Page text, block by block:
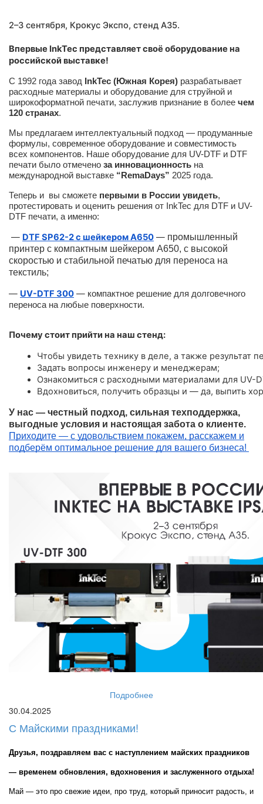
2–3 сентября, Крокус Экспо, стенд A35.
Впервые InkTec представляет своё оборудование на
российской выставке!
С 1992 года завод InkTec (Южная Корея) разрабатывает
расходные материалы и оборудование для струйной и
широкоформатной печати, заслужив признание в более чем
120 странах.
Мы предлагаем интеллектуальный подход — продуманные
формулы, современное оборудование и совместимость
всех компонентов. Наше оборудование для UV-DTF и DTF
печати было отмечено за инновационность на
международной выставке “RemaDays” 2025 года.
Теперь и вы сможете первыми в России увидеть,
протестировать и оценить решения от InkTec для DTF и UV-
DTF печати, а именно:
— DTF SP62-2 с шейкером A650 — промышленный
принтер с компактным шейкером А650, с высокой
скоростью и стабильной печатью для переноса на
текстиль;
— UV-DTF 300 — компактное решение для долговечного
переноса на любые поверхности.
Почему стоит прийти на наш стенд:
Чтобы увидеть технику в деле, а также результат
Задать вопросы инженеру и менеджерам;
Ознакомиться с расходными материалами для UV-
Вдохновиться, получить образцы и — да, выпить
У нас — честный подход, сильная техподдержка,
выгодные условия и настоящая забота о клиенте.
Приходите — с удовольствием покажем, расскажем и
подберём оптимальное решение для вашего бизнеса!
Подробнее
30.04.2025
С Майскими праздниками!
Друзья, поздравляем вас с наступлением майских праздников
— временем обновления, вдохновения и заслуженного отдыха!
Май — это про свежие идеи, про труд, который приносит радость, и